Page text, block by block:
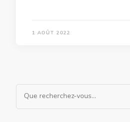
1 AOÛT 2022
Vous
recherchiez